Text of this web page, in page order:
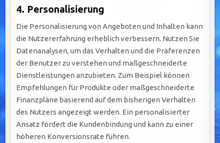
4. Personalisierung
Die Personalisierung von Angeboten und Inhalten kann
die Nutzererfahrung erheblich verbessern. Nutzen Sie
Datenanalysen, um das Verhalten und die Präferenzen
der Benutzer zu verstehen und maßgeschneiderte
Dienstleistungen anzubieten. Zum Beispiel können
Empfehlungen für Produkte oder maßgeschneiderte
Finanzpläne basierend auf dem bisherigen Verhalten
des Nutzers angezeigt werden. Ein personalisierter
Ansatz fördert die Kundenbindung und kann zu einer
höheren Konversionsrate führen.